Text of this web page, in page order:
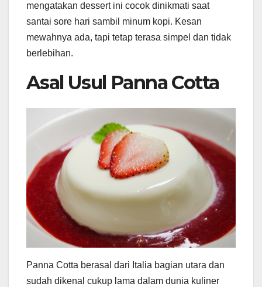
mengatakan dessert ini cocok dinikmati saat
santai sore hari sambil minum kopi. Kesan
mewahnya ada, tapi tetap terasa simpel dan tidak
berlebihan.
Asal Usul Panna Cotta
Panna Cotta berasal dari Italia bagian utara dan
sudah dikenal cukup lama dalam dunia kuliner